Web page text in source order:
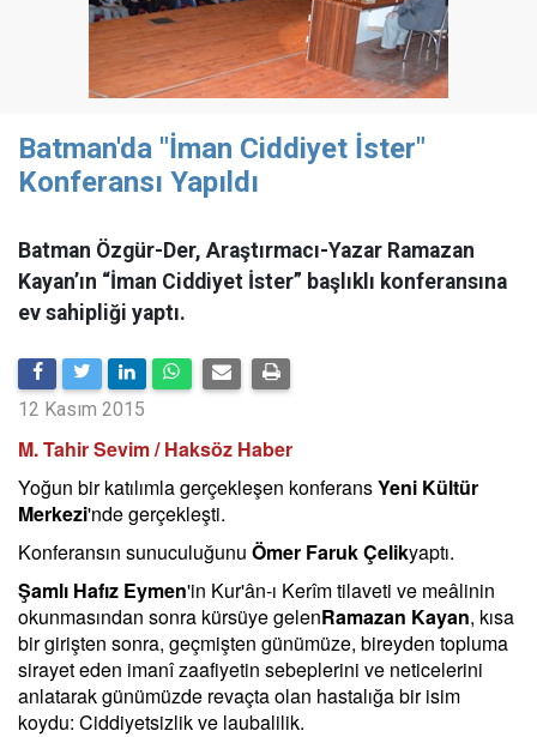
Batman'da "İman Ciddiyet İster"
Konferansı Yapıldı
Batman Özgür-Der, Araştırmacı-Yazar Ramazan
Kayan’ın “İman Ciddiyet İster” başlıklı konferansına
ev sahipliği yaptı.
12 Kasım 2015
M. Tahir Sevim / Haksöz Haber
Yoğun bir katılımla gerçekleşen konferansYeni Kültür
Merkezi'nde gerçekleşti.
Konferansın sunuculuğunu Ömer Faruk Çelikyaptı.
Şamlı Hafız Eymen'in Kur'ân-ı Kerîm tilaveti ve meâlinin
okunmasından sonra kürsüye gelenRamazan Kayan, kısa
bir girişten sonra, geçmişten günümüze, bireyden topluma
sirayet eden imanî zaafiyetin sebeplerini ve neticelerini
anlatarak günümüzde revaçta olan hastalığa bir isim
koydu: Ciddiyetsizlik ve laubalilik.